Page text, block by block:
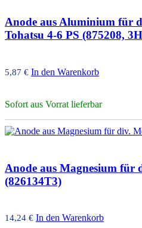
Anode aus Aluminium für
Tohatsu 4-6 PS (875208,
5,87 € In den Warenkorb
Sofort aus Vorrat lieferbar
Anode aus Magnesium für
(826134T3)
14,24 € In den Warenkorb